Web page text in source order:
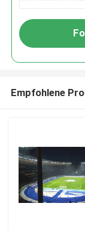
Empfohlene